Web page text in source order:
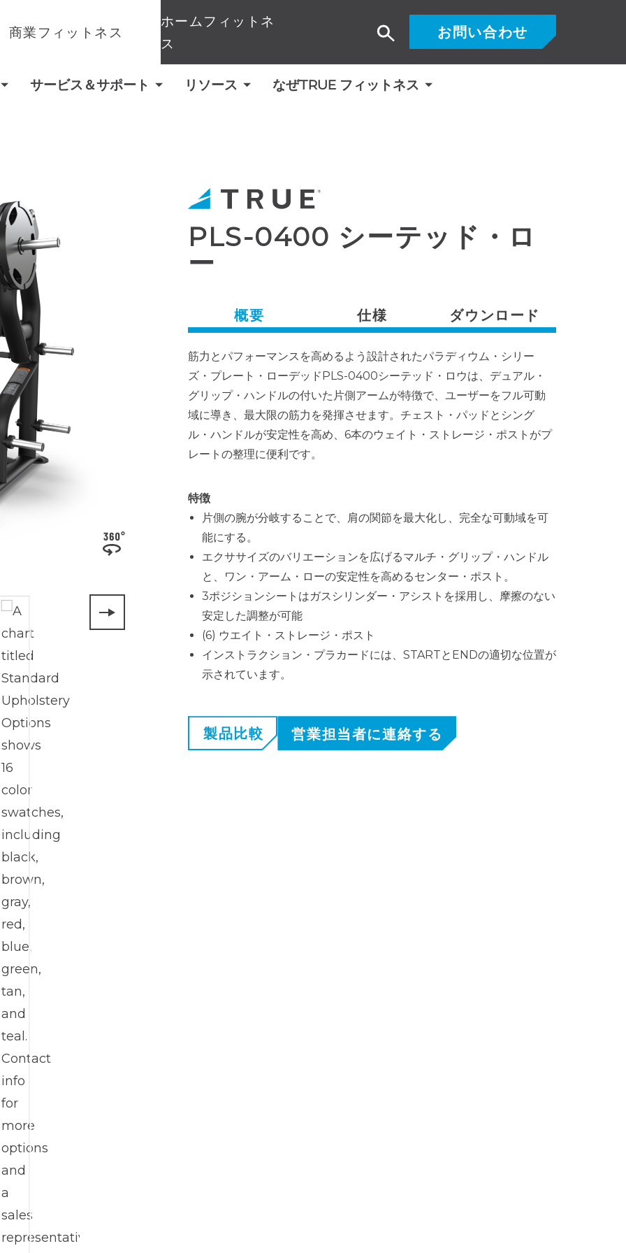
商業フィットネス
ホームフィットネ
ス
サービス＆サポート リソース なぜTRUE フィットネス
お問い合わせ
検
PLS-0400 シーテッド・ロ
ー
概要 仕様 ダウンロード
筋力とパフォーマンスを高めるよう設計されたパラディウム・シリー
ズ・プレート・ローデッドPLS-0400シーテッド・ロウは、デュアル・
グリップ・ハンドルの付いた片側アームが特徴で、ユーザーをフル可動
域に導き、最大限の筋力を発揮させます。チェスト・パッドとシング
ル・ハンドルが安定性を高め、6本のウェイト・ストレージ・ポストがプ
レートの整理に便利です。
特徴
片側の腕が分岐することで、肩の関節を最大化し、完全な可動域を可
能にする。
エクササイズのバリエーションを広げるマルチ・グリップ・ハンドル
と、ワン・アーム・ローの安定性を高めるセンター・ポスト。
3ポジションシートはガスシリンダー・アシストを採用し、摩擦のない
安定した調整が可能
(6) ウエイト・ストレージ・ポスト
インストラクション・プラカードには、STARTとENDの適切な位置が
示されています。
製品比較 営業担当者に連絡する